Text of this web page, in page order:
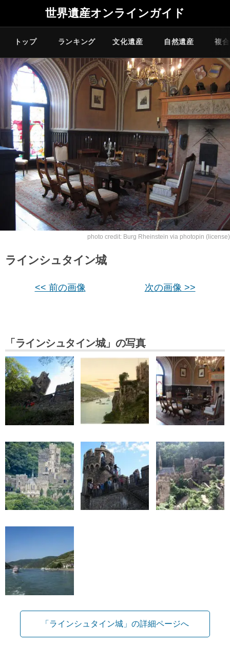
世界遺産オンラインガイド
トップ ランキング 文化遺産 自然遺産 複
photo credit: Burg Rheinstein via photopin (license)
ラインシュタイン城
<< 前の画像 次の画像 >>
「ラインシュタイン城」の写真
「ラインシュタイン城」の詳細ページへ